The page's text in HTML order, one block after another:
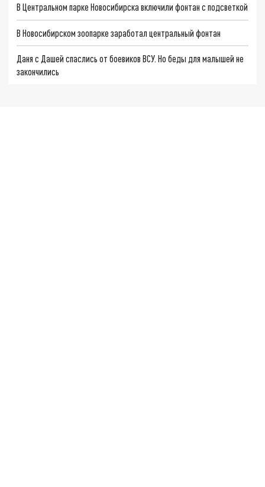
В Центральном парке Новосибирска включили фонтан с подсветкой
В Новосибирском зоопарке заработал центральный фонтан
Даня с Дашей спаслись от боевиков ВСУ. Но беды для малышей не
закончились